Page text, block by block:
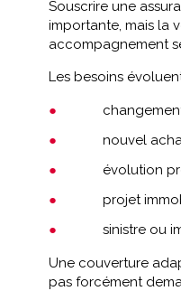
Souscrire une
importante, mais la
accompagnement
Les besoins
nouvel
évolution
projet
sinistre ou
Une couverture
pas forcément